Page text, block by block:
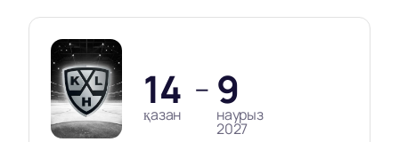
14
қазан
— 9
наурыз
2027